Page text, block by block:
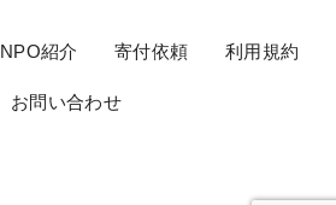
NPO紹介 寄付依頼 利用規約
お問い合わせ